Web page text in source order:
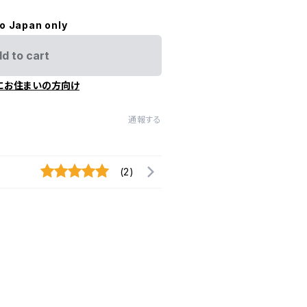
Japan only
to cart
お住まいの方向け
通報する
(2)